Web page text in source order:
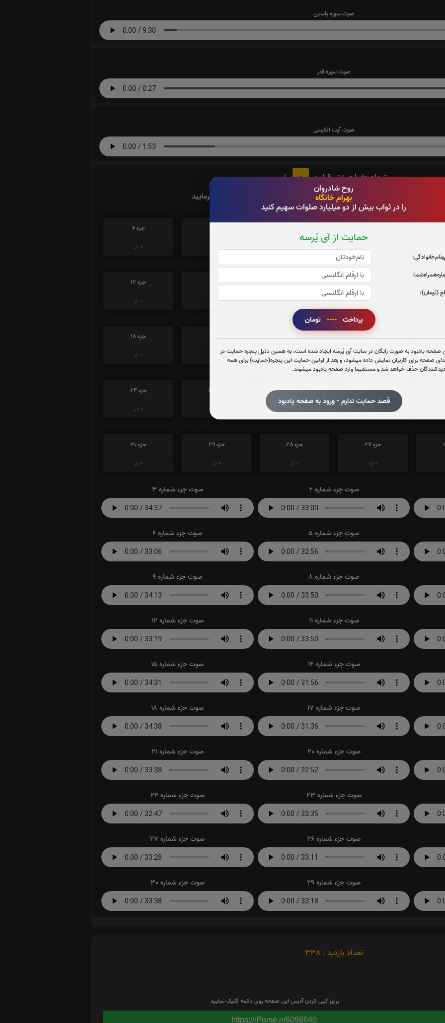
روح شادروان
بهرام خانگاه
را در ثواب بیش از دو میلیارد صلوات سهیم کنید
حمایت از آی پُرسه
(تومان):
پرداخت ---- تومان
صفحه یادبود به صورت رایگان در سایت آی پُرسه ایجاد شده است، به همین دلیل پنجره حمایت در
صفحه برای کاربران نمایش داده میشود، و بعد از اولین حمایت این پنجره(حمایت) برای همه
حذف خواهد شد و مستقیما وارد صفحه یادبود میشوند.
قصد حمایت ندارم - ورود به صفحه یادبود
صوت سوره یاسین
صوت سوره قدر
صوت آیت الکرسی
تعداد دفعات ختم قران: 0
بار
ختم قرآن کریم پیشنهاد میشود حضرتعالی جزء شماره
را قرائت بفرمایید
جزء 6
0 بار
جزء 9
بار
جزء 10
0بار
جزء 11
0
جزء 12
0 بار
جزء 15
0 بار
جزء 16
0بار
جزء 17
0
جزء 18
0 بار
جزء 21
جزء 22
جزء 24
0 بار
جزء 27
0 بار
جزء 28
0 بار
جزء 29
0 بار
جزء 30
0 بار
صوت جزء شماره 2 صوت جزء شماره 3
صوت جزء شماره 5 صوت جزء شماره 6
صوت جزء شماره 8 صوت جزء شماره 9
صوت جزء شماره 11 صوت جزء شماره 12
صوت جزء شماره 14 صوت جزء شماره 15
صوت جزء شماره 17 صوت جزء شماره 18
صوت جزء شماره 20 صوت جزء شماره 21
صوت جزء شماره 23 صوت جزء شماره 24
صوت جزء شماره 26 صوت جزء شماره 27
صوت جزء شماره 29 صوت جزء شماره 30
تعداد بازدید : 338
برای کپی کردن آدرس این صفحه روی دکمه کلیک نمایید
https://iPorse.ir/6098640